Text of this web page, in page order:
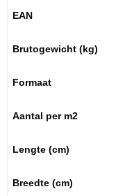
EAN
Brutogewicht (kg)
Formaat
Aantal per m2
Lengte (cm)
Breedte (cm)